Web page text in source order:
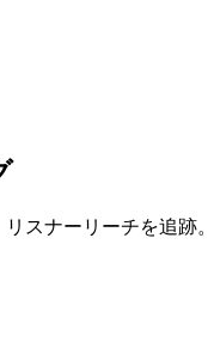
スナーリーチを追跡。